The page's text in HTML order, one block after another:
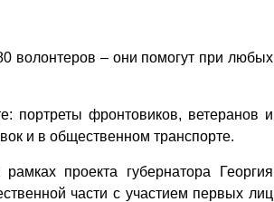
волонтеров – они помогут при любых
портреты фронтовиков, ветеранов и
и в общественном транспорте.
проекта губернатора Георгия
части с участием первых лиц